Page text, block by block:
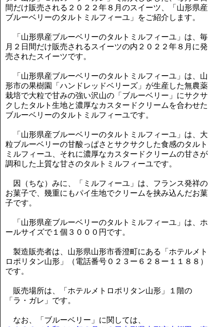
間だけ販売される２０２２年８月のスイーツ、「山形県産
ブルーベリーのタルトミルフィーユ」をご紹介します。
「山形県産ブルーベリーのタルトミルフィーユ」は、毎
月２日間だけ販売されるスイーツの内２０２２年８月に発
売されたスイーツです。
「山形県産ブルーベリーのタルトミルフィーユ」は、山
形市の果樹園「ハンドレッドベリーズ」が生産した無農薬
栽培で大粒で甘みの強い沢山の「ブルーベリー」にサクサ
クしたタルト生地と濃厚なカスタードクリームを合わせた
ブルーベリーのタルトミルフィーユです。
「山形県産ブルーベリーのタルトミルフィーユ」は、大
粒ブルーベリーの甘酸っぱさとサクサクした食感のタルト
ミルフィーユ、それに濃厚なカスタードクリームの甘さが
調和した上質な甘さのタルトミルフィーユです。
因（ちな）みに、「ミルフィーユ」は、フランス発祥の
お菓子で、幾重にもパイ生地でクリームを挟み込んだお菓
子です。
「山形県産ブルーベリーのタルトミルフィーユ」は、ホ
ールサイズで１個３０００円です。
製造販売者は、山形県山形市香澄町にある「ホテルメト
ロポリタン山形」（電話番号０２３ー６２８ー１１８８）
です。
販売場所は、「ホテルメトロポリタン山形」１階の
「ラ・ガレ」です。
なお、「ブルーベリー」に関しては、